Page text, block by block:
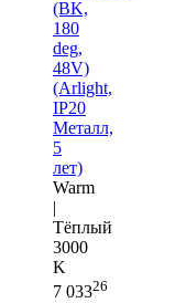
(BK,
180
deg,
48V)
(Arlight,
IP20
Металл,
5
лет)
Warm
|
Тёплый
3000
K
7 03326